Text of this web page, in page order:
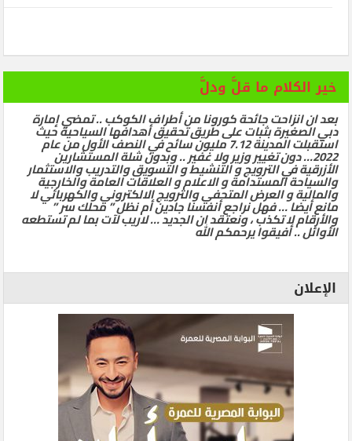
خير الكلام ما قلَّ ودلَّ
بعد ان انزاحت جائحة كورونا من أطراف الكوكب .. تمضي إمارة
دبي الصغيرة بثبات على طريق تحقيق أهدافها السياحية حيث
استقبلت المدينة 7.12 مليون سائح في النصف الأول من عام
2022… دون تغيير وزير ولا غفير .. وبدون شلة المستشارين
الأزرقية في الترويج و التنشيط و التسويق والتدريب والاستثمار
والسياحة المستدامة و الاعلام و العلاقات العامة والخارجية
والمالية و العرض المتحفي والترويج الالكتروني والكهربائي لا
مانع أيضا … فهل نراجع أنفسنا جادين أم نظل ” محلك سر ”
والأرقام لا تكذب ، ونعتقد ان الجديد … لاريب لآت بما لم تستطعه
الأوائل .. أفيقوا يرحمكم الله
الإعلان